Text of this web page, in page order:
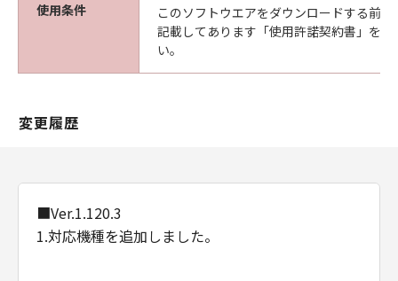
使用条件
このソフトウエアをダウンロードする前
記載してあります「使用許諾契約書」を
い。
変更履歴
■Ver.1.120.3
1.対応機種を追加しました。